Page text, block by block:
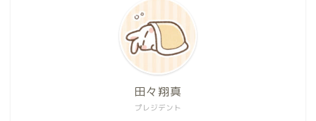
プレジデント
田々翔真